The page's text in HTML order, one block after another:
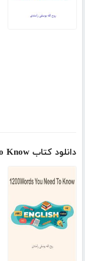
دانلود کتاب 1200Words You Need To Know